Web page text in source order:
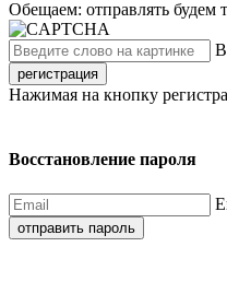
Обещаем: отправлять будем
регистрация
Нажимая на кнопку
Восстановление пароля
отправить пароль